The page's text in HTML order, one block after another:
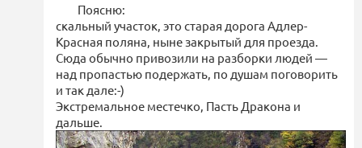
Поясню:
скальный участок, это старая дорога Адлер-
Красная поляна, ныне закрытый для проезда.
Сюда обычно привозили на разборки людей —
над пропастью подержать, по душам поговорить
и так дале:-)
Экстремальное местечко, Пасть Дракона и
дальше.